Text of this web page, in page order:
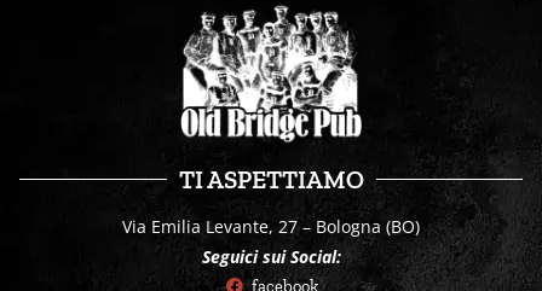
TI ASPETTIAMO
Via Emilia Levante, 27 – Bologna (BO)
Seguici sui Social:
facebook